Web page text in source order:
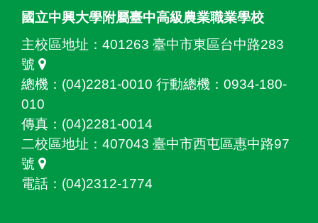
國立中興大學附屬臺中高級農業職業學校
主校區地址： 401263 臺中市東區台中路283
號
總機：(04)2281-0010 行動總機：0934-180-
010
傳真：(04)2281-0014
二校區地址： 407043 臺中市西屯區惠中路97
號
電話：(04)2312-1774